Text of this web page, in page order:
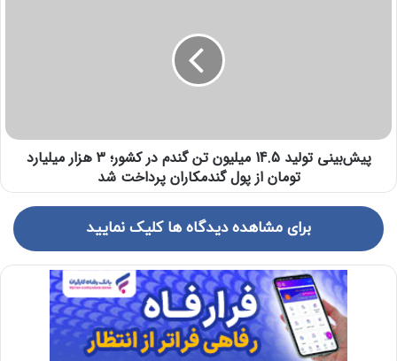
پیش‌بینی تولید 14.5 میلیون تن گندم در کشور؛ 3 هزار میلیارد
تومان از پول گندمکاران پرداخت شد
برای مشاهده دیدگاه ها کلیک نمایید